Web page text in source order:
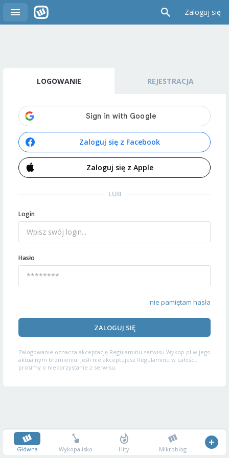
Zaloguj się
LOGOWANIE REJESTRACJA
Zaloguj się z Facebook
Zaloguj się z Apple
LUB
Login
Hasło
nie pamiętam hasła
ZALOGUJ SIĘ
Zalogowanie oznacza akceptację Regulaminu serwisu Wykop.pl w jego
aktualnym brzmieniu. Jeśli nie akceptujesz Regulaminu w całości,
prosimy o niekorzystanie z serwisu.
Główna Wykopalisko Hity Mikroblog